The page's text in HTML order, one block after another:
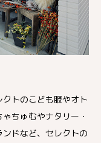
クトのこども服やオト
ちゅむやナタリー・
ドなど、セレクトの